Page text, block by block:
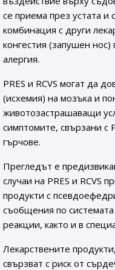
се приема през устата и
комбинация с други
конгестия (запушен
алергия.
PRES и RCVS могат да
(исхемия) на мозъка и
животозастрашаващи
симптомите, свързани с
гърчове.
Прегледът е
случаи на PRES и RCVS
продукти с
съобщения по
реакции, както и в
Лекарствените
свързват с риск от